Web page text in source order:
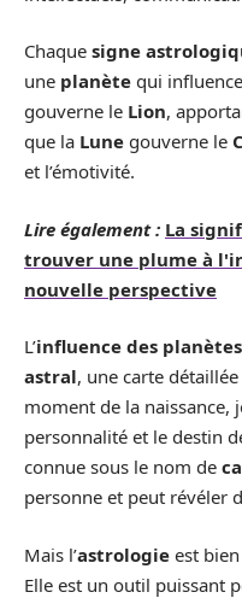
Chaque signe
une planète qui
gouverne le Lion,
que la Lune gouverne le
et l’émotivité.
Lire également : La
trouver une plume à
nouvelle perspective
L’influence des planètes
astral, une carte
moment de la naissance,
personnalité et le destin
connue sous le nom de
personne et peut révéler
Mais l’astrologie est
Elle est un outil puissant